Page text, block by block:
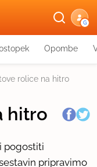
G
Opombe
rolice na hitro
hitro
pogostiti
pripravimo